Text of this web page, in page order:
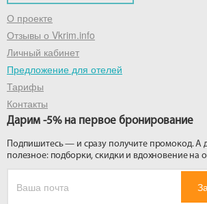
О проекте
Отзывы о Vkrim.info
Личный кабинет
Предложение для отелей
Тарифы
Контакты
Дарим -5% на первое бронирование
Подпишитесь — и сразу получите промокод. А
полезное: подборки, скидки и вдохновение на